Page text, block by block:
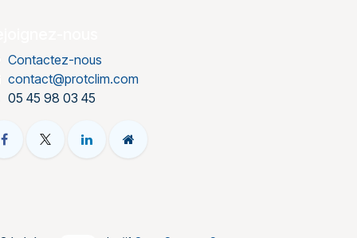
Contactez-nous
contact@protclim.com
05 45 98 03 45